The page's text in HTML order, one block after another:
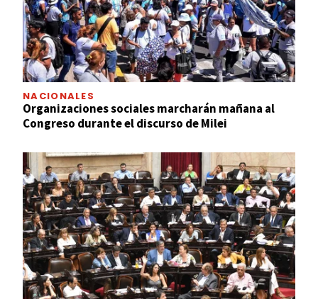
NACIONALES
Organizaciones sociales marcharán mañana al
Congreso durante el discurso de Milei